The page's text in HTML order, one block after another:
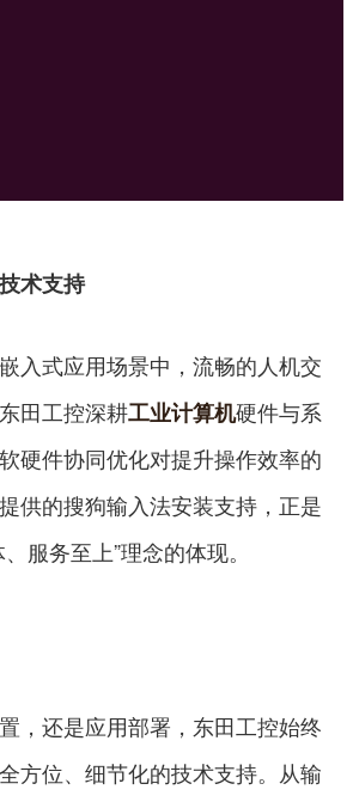
术支持
式应用场景中，流畅的人机交
田工控深耕工业计算机硬件与系
硬件协同优化对提升操作效率的
供的搜狗输入法安装支持，正是
服务至上”理念的体现。
还是应用部署，东田工控始终
方位、细节化的技术支持。从输